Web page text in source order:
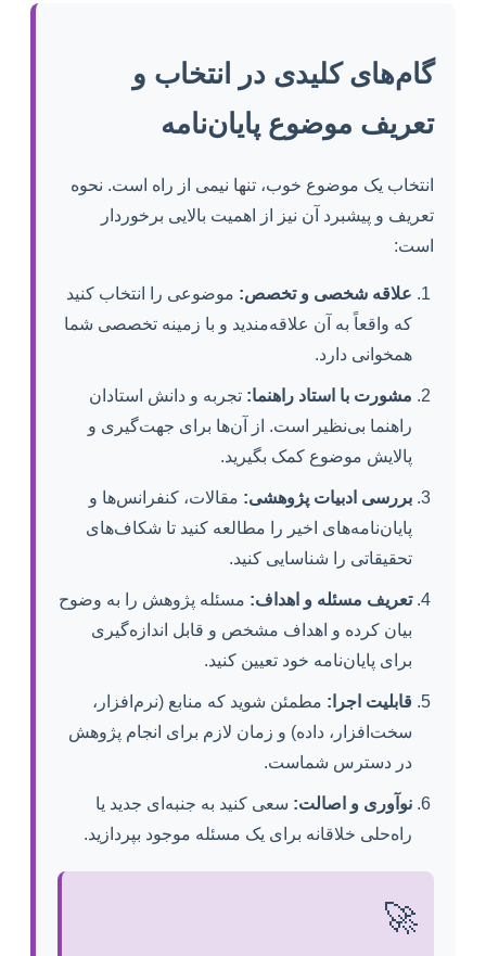
گام‌های کلیدی در انتخاب و
تعریف موضوع پایان‌نامه
انتخاب یک موضوع خوب، تنها نیمی از راه است. نحوه
تعریف و پیشبرد آن نیز از اهمیت بالایی برخوردار
است:
علاقه شخصی و تخصص: موضوعی را انتخاب کنید
که واقعاً به آن علاقه‌مندید و با زمینه تخصصی شما
همخوانی دارد.
مشورت با استاد راهنما: تجربه و دانش استادان
راهنما بی‌نظیر است. از آن‌ها برای جهت‌گیری و
پالایش موضوع کمک بگیرید.
بررسی ادبیات پژوهشی: مقالات، کنفرانس‌ها و
پایان‌نامه‌های اخیر را مطالعه کنید تا شکاف‌های
تحقیقاتی را شناسایی کنید.
تعریف مسئله و اهداف: مسئله پژوهش را به وضوح
بیان کرده و اهداف مشخص و قابل اندازه‌گیری
برای پایان‌نامه خود تعیین کنید.
قابلیت اجرا: مطمئن شوید که منابع (نرم‌افزار،
سخت‌افزار، داده) و زمان لازم برای انجام پژوهش
در دسترس شماست.
نوآوری و اصالت: سعی کنید به جنبه‌ای جدید یا
راه‌حلی خلاقانه برای یک مسئله موجود بپردازید.
🚀